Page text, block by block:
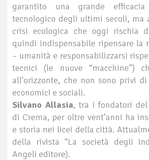
garantito una grande
tecnologico degli ultimi secoli, ma
crisi ecologica che oggi rischia
quindi indispensabile ripensare la
– umanità e responsabilizzarsi
tecnici (le nuove “macchine”)
all’orizzonte, che non sono privi
economici e sociali.
Silvano Allasia, tra i fondatori
di Crema, per oltre vent’anni ha
e storia nei licei della città.
della rivista “La società degli
Angeli editore).